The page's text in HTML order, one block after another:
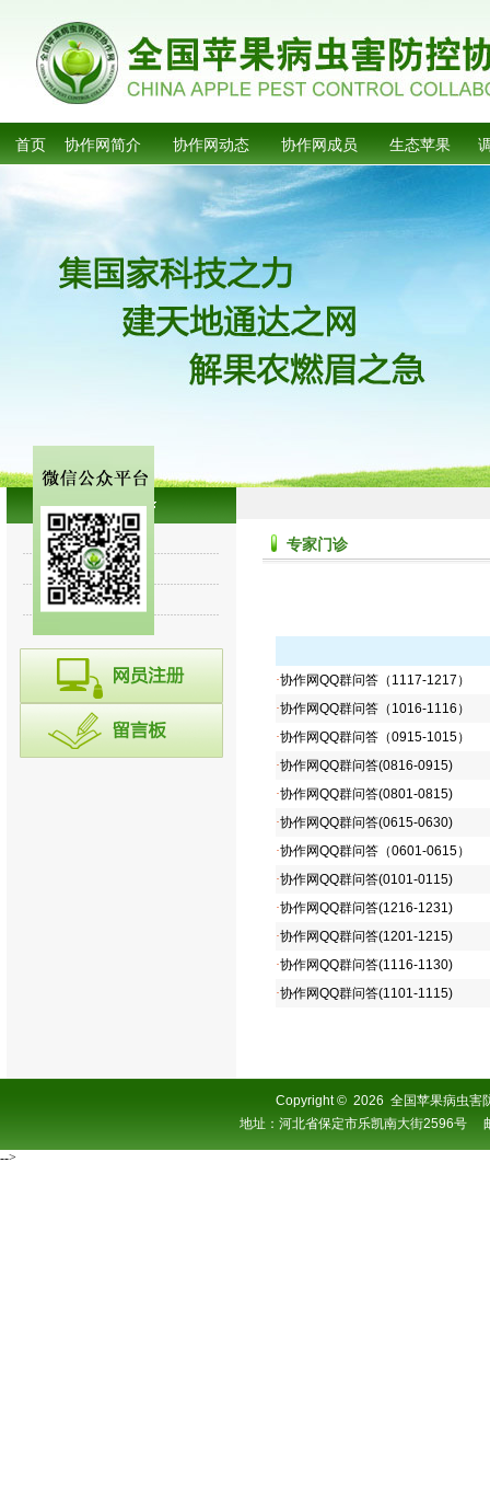
首页 协作网简介 协作网动态 协作网成员 生态苹果
专家讲堂
诊断集锦
往期回顾
专家门诊
·协作网QQ群问答（1117-1217）
·协作网QQ群问答（1016-1116）
·协作网QQ群问答（0915-1015）
·协作网QQ群问答(0816-0915)
·协作网QQ群问答(0801-0815)
·协作网QQ群问答(0615-0630)
·协作网QQ群问答（0601-0615）
·协作网QQ群问答(0101-0115)
·协作网QQ群问答(1216-1231)
·协作网QQ群问答(1201-1215)
·协作网QQ群问答(1116-1130)
·协作网QQ群问答(1101-1115)
Copyright© 2026 全国苹果病虫害
地址：河北省保定市乐凯南大街2596
-->